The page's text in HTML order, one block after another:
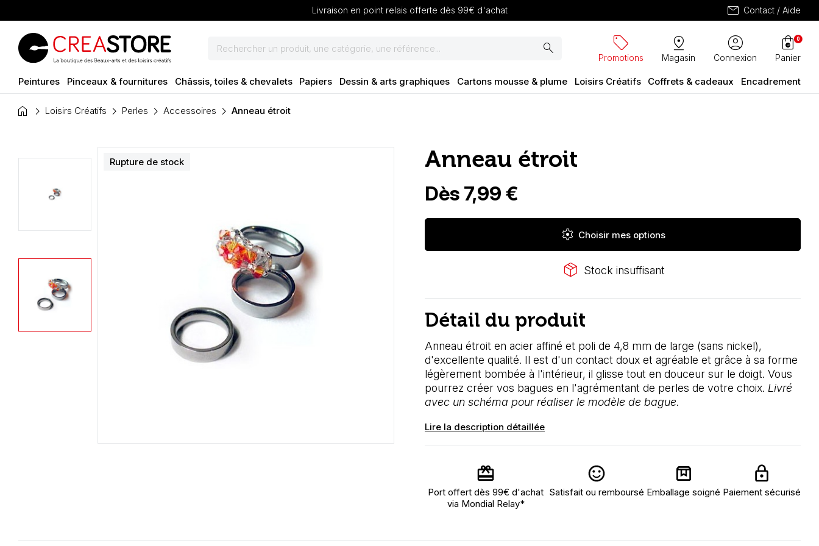
Livraison en point relais offerte dès 99€ d'achat mail Contact / Aide
search sell
Promotions
pin_drop
Magasin
account_circle
Connexion
shopping_bag
Panier
0
Peintures Pinceaux & fournitures Châssis, toiles & chevalets Papiers Dessin & arts graphiques Cartons mousse & plume Loisirs Créatifs Coffrets & cadeaux Encadrement
home Loisirs Créatifs Perles Accessoires Anneau étroit
Rupture de stock Anneau étroit
Dès 7,99 €
settings Choisir mes options
package_2 Stock insuffisant
Détail du produit
Anneau étroit en acier affiné et poli de 4,8 mm de large (sans nickel),
d'excellente qualité. Il est d'un contact doux et agréable et grâce à sa forme
légèrement bombée à l'intérieur, il glisse tout en douceur sur le doigt. Vous
pourrez créer vos bagues en l'agrémentant de perles de votre choix. Livré
avec un schéma pour réaliser le modèle de bague.
Lire la description détaillée
Port offert dès 99€ d'achat
via Mondial Relay*
Satisfait ou remboursé Emballage soigné Paiement sécurisé